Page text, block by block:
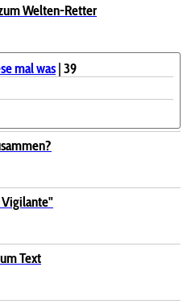
Welten-Retter
mal was|39
Text